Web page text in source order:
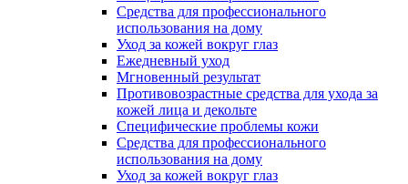
Средства для профессионального
использования на дому
Уход за кожей вокруг глаз
Ежедневный уход
Мгновенный результат
Противовозрастные средства для ухода за
кожей лица и декольте
Специфические проблемы кожи
Средства для профессионального
использования на дому
Уход за кожей вокруг глаз